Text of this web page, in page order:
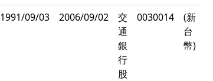
1991/09/03 2006/09/02
交
通
銀
行
股
0030014
(新
台
幣)